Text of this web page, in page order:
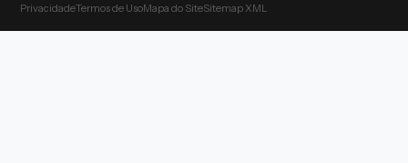
PrivacidadeTermos de UsoMapa do SiteSitemap XML